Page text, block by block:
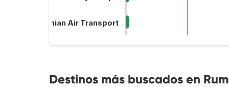
Romanian Air Transport
Destinos más buscados en